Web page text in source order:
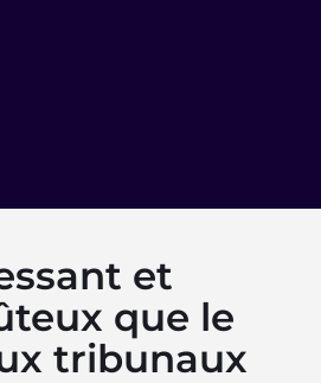
et
que le
tribunaux